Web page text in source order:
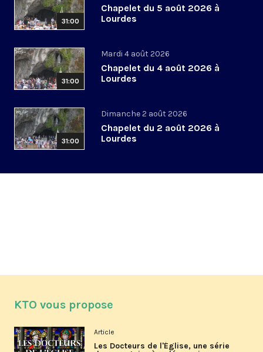
31:00
Chapelet du 5 août 2026 à
Lourdes
31:00
Mardi 4 août 2026
Chapelet du 4 août 2026 à
Lourdes
31:00
Dimanche 2 août 2026
Chapelet du 2 août 2026 à
Lourdes
KTO vous propose
Article
Les Docteurs de l'Église, une série